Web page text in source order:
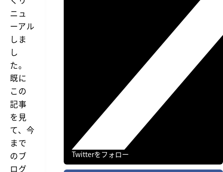
ニュ
ーアル
しま
し
た。
既に
この
記事
を見
て、今
まで
のブ
ログ
Twitterをフォロー